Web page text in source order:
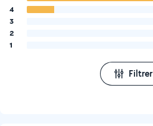
4
3
2
1
Filtrer